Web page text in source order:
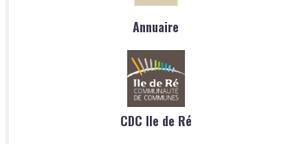
Annuaire
CDC Ile de Ré